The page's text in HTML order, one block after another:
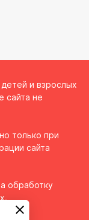
и взрослых
сайта не
только при
сайта
обработку